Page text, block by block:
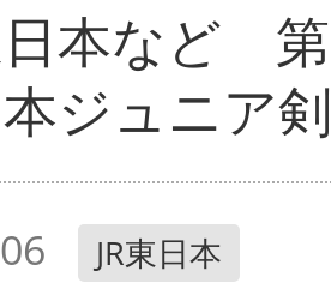
日本など
ジュニア
JR東日本